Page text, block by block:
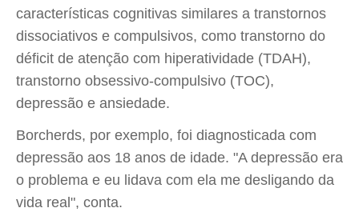
características cognitivas similares a transtornos
dissociativos e compulsivos, como transtorno do
déficit de atenção com hiperatividade (TDAH),
transtorno obsessivo-compulsivo (TOC),
depressão e ansiedade.
Borcherds, por exemplo, foi diagnosticada com
depressão aos 18 anos de idade. "A depressão era
o problema e eu lidava com ela me desligando da
vida real", conta.